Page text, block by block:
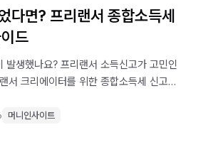
다면? 프리랜서 종합소득세
드
발생했나요? 프리랜서 소득신고가 고민인
서 크리에이터를 위한 종합소득세 신고
머니인사이트